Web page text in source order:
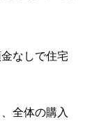
なしで住宅
全体の購入